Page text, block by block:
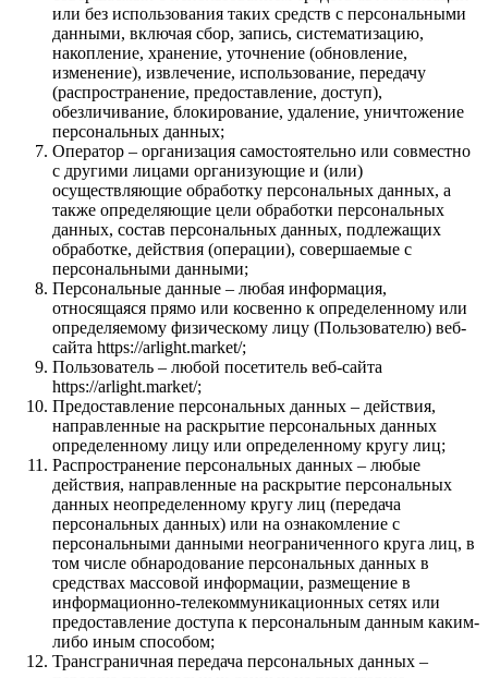
или без использования таких средств с персональными
данными, включая сбор, запись, систематизацию,
накопление, хранение, уточнение (обновление,
изменение), извлечение, использование, передачу
(распространение, предоставление, доступ),
обезличивание, блокирование, удаление, уничтожение
персональных данных;
Оператор – организация самостоятельно или совместно
с другими лицами организующие и (или)
осуществляющие обработку персональных данных, а
также определяющие цели обработки персональных
данных, состав персональных данных, подлежащих
обработке, действия (операции), совершаемые с
персональными данными;
Персональные данные – любая информация,
относящаяся прямо или косвенно к определенному или
определяемому физическому лицу (Пользователю) веб-
сайта https://arlight.market/;
Пользователь – любой посетитель веб-сайта
https://arlight.market/;
Предоставление персональных данных – действия,
направленные на раскрытие персональных данных
определенному лицу или определенному кругу лиц;
Распространение персональных данных – любые
действия, направленные на раскрытие персональных
данных неопределенному кругу лиц (передача
персональных данных) или на ознакомление с
персональными данными неограниченного круга лиц, в
том числе обнародование персональных данных в
средствах массовой информации, размещение в
информационно-телекоммуникационных сетях или
предоставление доступа к персональным данным каким-
либо иным способом;
Трансграничная передача персональных данных –